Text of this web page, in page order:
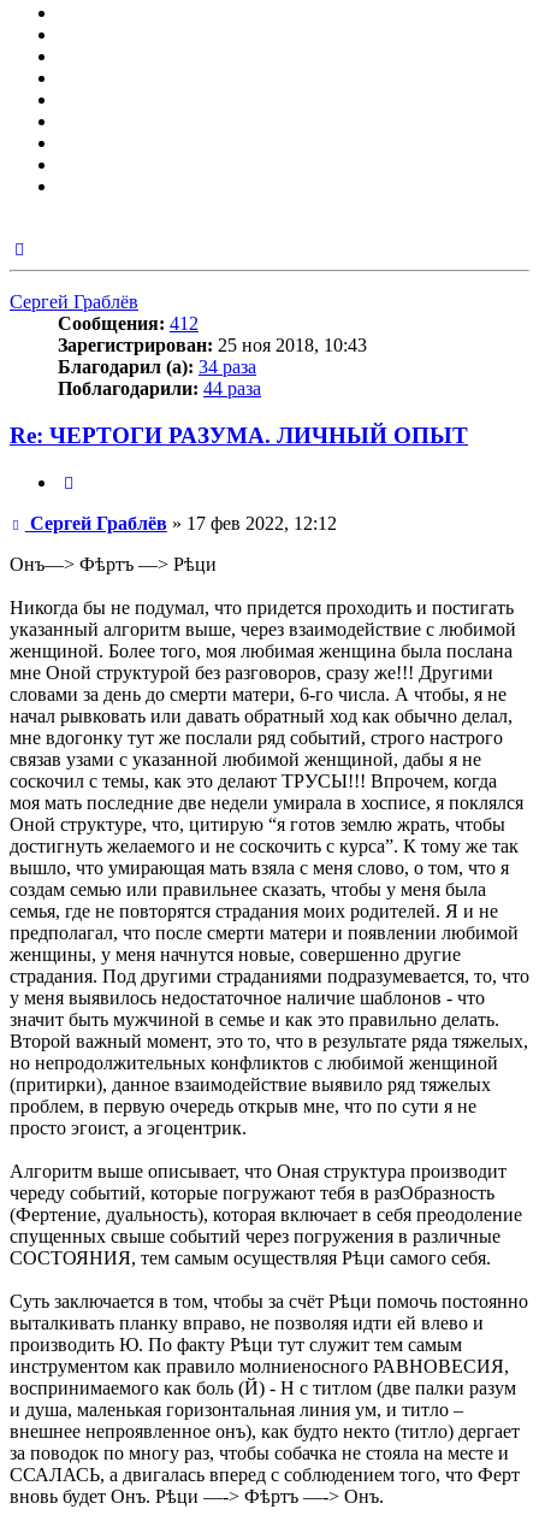
к
началу
Сергей Граблёв
Сообщения: 412
Зарегистрирован: 25 ноя 2018, 10:43
Благодарил (а): 34 раза
Поблагодарили: 44 раза
Re: ЧЕРТОГИ РАЗУМА. ЛИЧНЫЙ ОПЫТ
Сообщение
Сергей Граблёв» 17 фев 2022, 12:12
Онъ—> Фѣртъ —> Рѣци
Никогда бы не подумал, что придется проходить и постигать
указанный алгоритм выше, через взаимодействие с любимой
женщиной. Более того, моя любимая женщина была послана
мне Оной структурой без разговоров, сразу же!!! Другими
словами за день до смерти матери, 6-го числа. А чтобы, я не
начал рывковать или давать обратный ход как обычно делал,
мне вдогонку тут же послали ряд событий, строго настрого
связав узами с указанной любимой женщиной, дабы я не
соскочил с темы, как это делают ТРУСЫ!!! Впрочем, когда
моя мать последние две недели умирала в хосписе, я поклялся
Оной структуре, что, цитирую “я готов землю жрать, чтобы
достигнуть желаемого и не соскочить с курса”. К тому же так
вышло, что умирающая мать взяла с меня слово, о том, что я
создам семью или правильнее сказать, чтобы у меня была
семья, где не повторятся страдания моих родителей. Я и не
предполагал, что после смерти матери и появлении любимой
женщины, у меня начнутся новые, совершенно другие
страдания. Под другими страданиями подразумевается, то, что
у меня выявилось недостаточное наличие шаблонов - что
значит быть мужчиной в семье и как это правильно делать.
Второй важный момент, это то, что в результате ряда тяжелых,
но непродолжительных конфликтов с любимой женщиной
(притирки), данное взаимодействие выявило ряд тяжелых
проблем, в первую очередь открыв мне, что по сути я не
просто эгоист, а эгоцентрик.
Алгоритм выше описывает, что Оная структура производит
череду событий, которые погружают тебя в разОбразность
(Фертение, дуальность), которая включает в себя преодоление
спущенных свыше событий через погружения в различные
СОСТОЯНИЯ, тем самым осуществляя Рѣци самого себя.
Суть заключается в том, чтобы за счёт Рѣци помочь постоянно
выталкивать планку вправо, не позволяя идти ей влево и
производить Ю. По факту Рѣци тут служит тем самым
инструментом как правило молниеносного РАВНОВЕСИЯ,
воспринимаемого как боль (Й) - Н с титлом (две палки разум
и душа, маленькая горизонтальная линия ум, и титло –
внешнее непроявленное онъ), как будто некто (титло) дергает
за поводок по многу раз, чтобы собачка не стояла на месте и
ССАЛАСЬ, а двигалась вперед с соблюдением того, что Ферт
вновь будет Онъ. Рѣци —-> Фѣртъ —-> Онъ.